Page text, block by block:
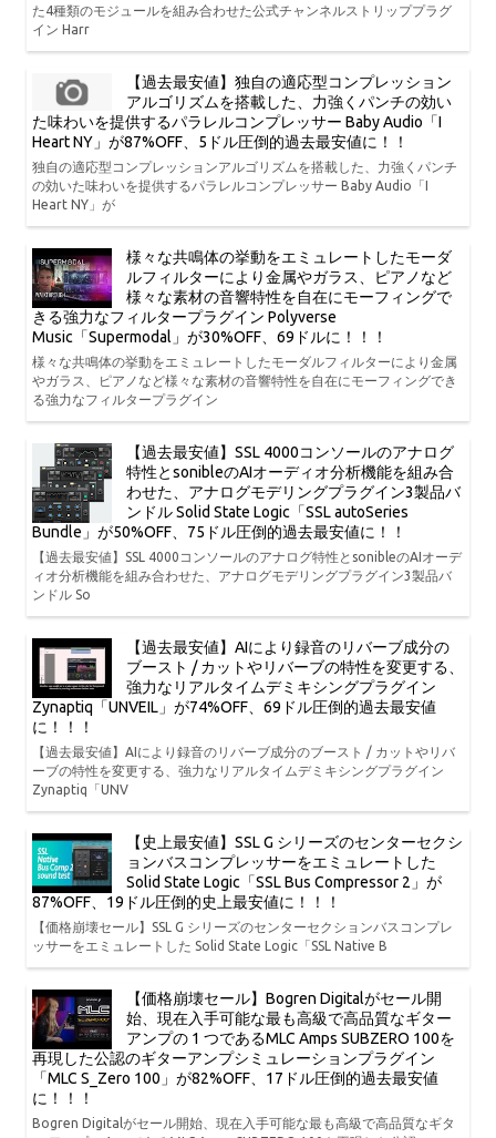
た4種類のモジュールを組み合わせた公式チャンネルストリッププラグ
イン Harr
【過去最安値】独自の適応型コンプレッション
アルゴリズムを搭載した、力強くパンチの効い
た味わいを提供するパラレルコンプレッサー Baby Audio「I
Heart NY」が87%OFF、5ドル圧倒的過去最安値に！！
独自の適応型コンプレッションアルゴリズムを搭載した、力強くパンチ
の効いた味わいを提供するパラレルコンプレッサー Baby Audio「I
Heart NY」が
様々な共鳴体の挙動をエミュレートしたモーダ
ルフィルターにより金属やガラス、ピアノなど
様々な素材の音響特性を自在にモーフィングで
きる強力なフィルタープラグイン Polyverse
Music「Supermodal」が30%OFF、69ドルに！！！
様々な共鳴体の挙動をエミュレートしたモーダルフィルターにより金属
やガラス、ピアノなど様々な素材の音響特性を自在にモーフィングでき
る強力なフィルタープラグイン
【過去最安値】SSL 4000コンソールのアナログ
特性とsonibleのAIオーディオ分析機能を組み合
わせた、アナログモデリングプラグイン3製品バ
ンドル Solid State Logic「SSL autoSeries
Bundle」が50%OFF、75ドル圧倒的過去最安値に！！
【過去最安値】SSL 4000コンソールのアナログ特性とsonibleのAIオーデ
ィオ分析機能を組み合わせた、アナログモデリングプラグイン3製品バ
ンドル So
【過去最安値】AIにより録音のリバーブ成分の
ブースト / カットやリバーブの特性を変更する、
強力なリアルタイムデミキシングプラグイン
Zynaptiq「UNVEIL」が74%OFF、69ドル圧倒的過去最安値
に！！！
【過去最安値】AIにより録音のリバーブ成分のブースト / カットやリバ
ーブの特性を変更する、強力なリアルタイムデミキシングプラグイン
Zynaptiq「UNV
【史上最安値】SSL G シリーズのセンターセクシ
ョンバスコンプレッサーをエミュレートした
Solid State Logic「SSL Bus Compressor 2」が
87%OFF、19ドル圧倒的史上最安値に！！！
【価格崩壊セール】SSL G シリーズのセンターセクションバスコンプレ
ッサーをエミュレートした Solid State Logic「SSL Native B
【価格崩壊セール】Bogren Digitalがセール開
始、現在入手可能な最も高級で高品質なギター
アンプの 1 つであるMLC Amps SUBZERO 100を
再現した公認のギターアンプシミュレーションプラグイン
「MLC S_Zero 100」が82%OFF、17ドル圧倒的過去最安値
に！！！
Bogren Digitalがセール開始、現在入手可能な最も高級で高品質なギタ